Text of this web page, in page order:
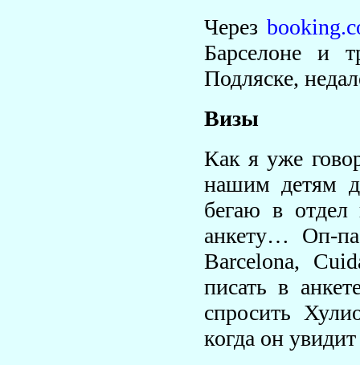
Через
Барселоне и
Подляске,
Визы
Как я уже
нашим детям
бегаю в отдел
анкету… Оп-
Barcelona,
писать в
спросить
когда он увидит